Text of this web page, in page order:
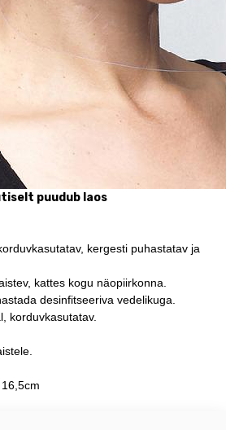
puudub laos
kergesti puhastatav ja
kattes kogu näopiirkonna.
desinfitseeriva vedelikuga.
korduvkasutatav.